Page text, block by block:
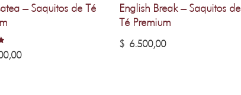
– Saquitos de Té
English Break – Saquitos de
Té Premium
$6.500,00